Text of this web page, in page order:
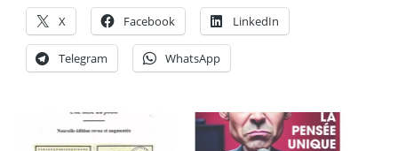
X Facebook LinkedIn
Telegram WhatsApp